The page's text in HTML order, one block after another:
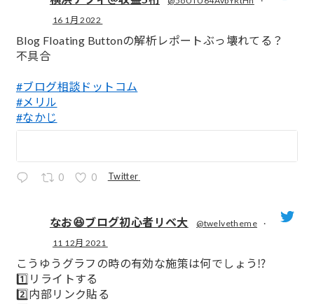
16 1月 2022
Blog Floating Buttonの解析レポートぶっ壊れてる？
不具合
#ブログ相談ドットコム
#メリル
#なかじ
0 0 Twitter
なお😆ブログ初心者リベ大 @twelvetheme
·
11 12月 2021
こうゆうグラフの時の有効な施策は何でしょう⁉️
1️⃣リライトする
2️⃣内部リンク貼る